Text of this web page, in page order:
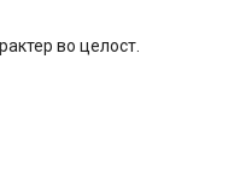
во целост.